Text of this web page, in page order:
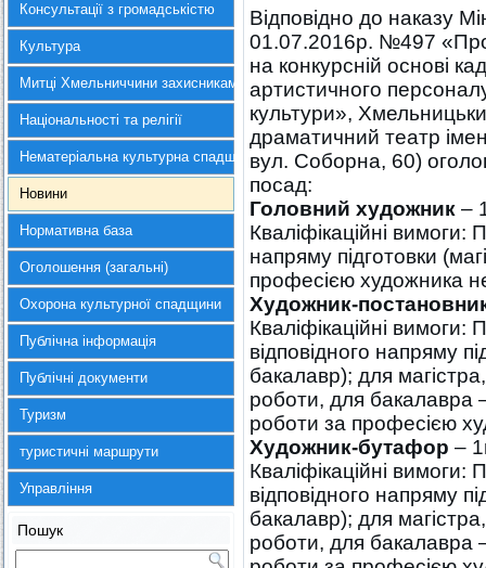
Консультації з громадськістю
Культура
Митці Хмельниччини захисникам України
Національності та релігії
Нематеріальна культурна спадщина
Новини
Нормативна база
Оголошення (загальні)
Охорона культурної спадщини
Публічна інформація
Публічні документи
Туризм
туристичні маршрути
Управління
Пошук
Відповідно до наказу
01.07.2016р. №497
на конкурсній основі
артистичного
культури»,
драматичний театр
вул. Соборна, 60)
посад:
Головний художник –
Кваліфікаційні вимоги:
напряму підготовки
професією художника
Художник-
Кваліфікаційні
відповідного напряму
бакалавр); для
роботи, для бакалавра
роботи за професією
Художник-бутафор –
Кваліфікаційні
відповідного напряму
бакалавр); для
роботи, для бакалавра